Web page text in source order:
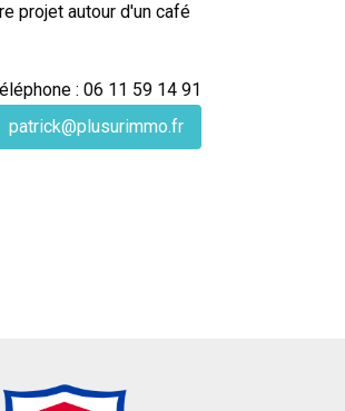
projet autour d'un café
: 06 11 59 14 91
patrick@plusurimmo.fr